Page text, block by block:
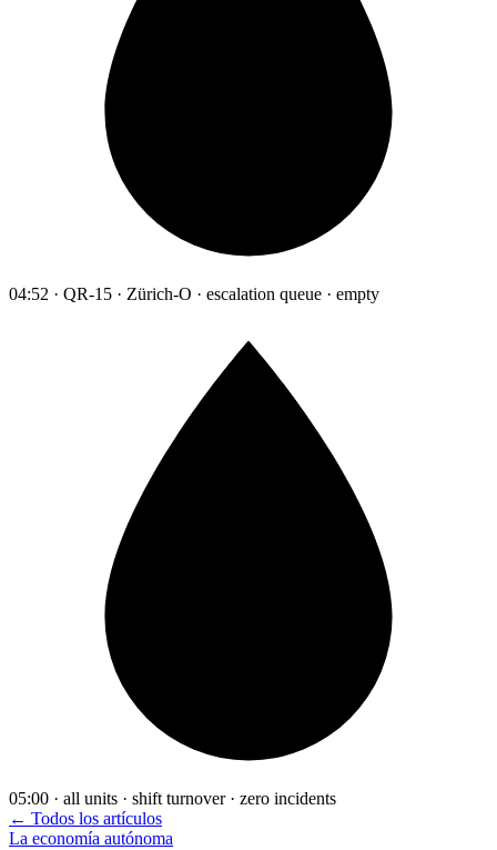
04:52 · QR-15 · Zürich-O · escalation queue · empty
05:00 · all units · shift turnover · zero incidents
← Todos los artículos
La economía autónoma